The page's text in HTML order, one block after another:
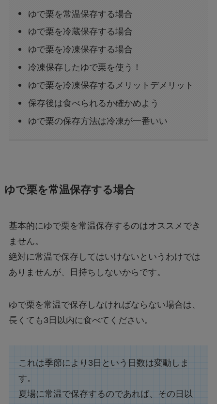
ゆで栗を常温保存する場合
ゆで栗を冷蔵保存する場合
ゆで栗を冷凍保存する場合
冷凍保存したゆで栗を使う！
ゆで栗を冷凍保存するメリットデメリット
保存後は食べられるか確かめよう
ゆで栗の保存方法は冷凍が一番いい
ゆで栗を常温保存する場合
基本的にゆで栗を常温保存するのはオススメでき
ません。
絶対に常温で保存してはいけないというわけでは
ありませんが、日持ちしないからです。
ゆで栗を常温で保存しなければならない場合は、
長くても3日以内に食べてください。
これは季節により3日という日数は変動しま
す。
夏場に常温で保存するのであれば、その日以